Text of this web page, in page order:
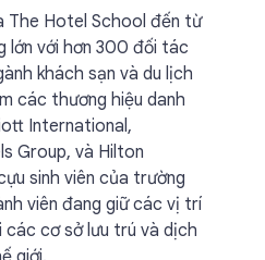
The Hotel School đến từ
lớn với hơn 300 đối tác
khách sạn và du lịch
các thương hiệu danh
International,
Group, và Hilton
sinh viên của trường
viên đang giữ các vị trí
các cơ sở lưu trú và dịch